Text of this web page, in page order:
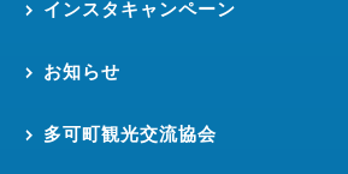
インスタキャンペーン
お知らせ
多可町観光交流協会